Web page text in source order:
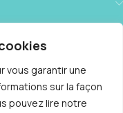
vous garantir une
sur la façon
pouvez lire notre
Droits Réservés